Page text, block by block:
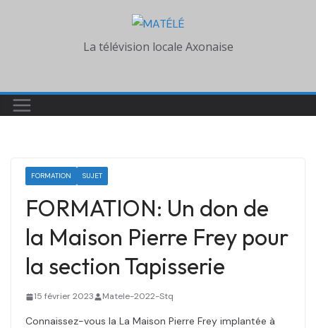
La télévision locale Axonaise
FORMATION SUJET
FORMATION: Un don de
la Maison Pierre Frey pour
la section Tapisserie
15 février 2023 Matele-2022-Stq
Connaissez-vous la La Maison Pierre Frey implantée à